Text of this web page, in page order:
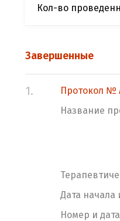
Кол-во
Завершенные
1.
Протокол №
Название
Дата начала
Номер и